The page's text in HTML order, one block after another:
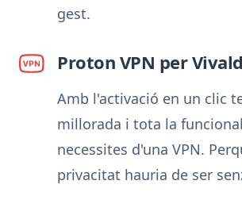
gest.
Proton VPN per
Amb l'activació en un clic
millorada i tota la
necessites d'una VPN.
privacitat hauria de ser